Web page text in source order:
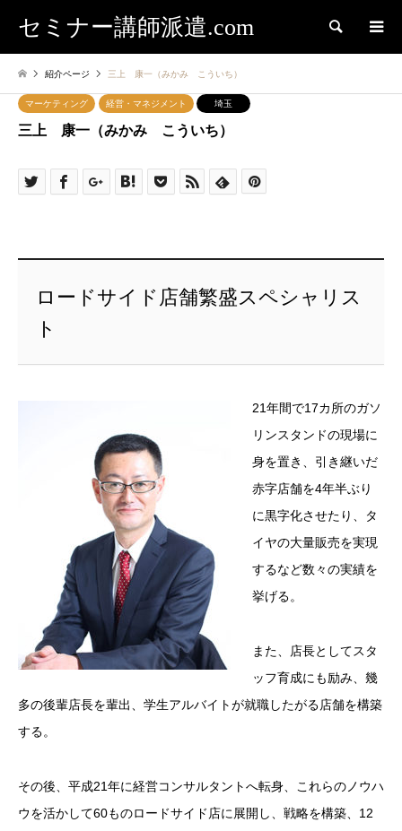
セミナー講師派遣.com 検索
紹介ページ 三上 康一（みかみ こういち）
マーケティング 経営・マネジメント 埼玉
三上 康一（みかみ こういち）
ロードサイド店舗繁盛スペシャリス
ト
21年間で17カ所のガソ
リンスタンドの現場に
身を置き、引き継いだ
赤字店舗を4年半ぶり
に黒字化させたり、タ
イヤの大量販売を実現
するなど数々の実績を
挙げる。
また、店長としてスタ
ッフ育成にも励み、幾
多の後輩店長を輩出、学生アルバイトが就職したがる店舗を構築
する。
その後、平成21年に経営コンサルタントへ転身、これらのノウハ
ウを活かして60ものロードサイド店に展開し、戦略を構築、12